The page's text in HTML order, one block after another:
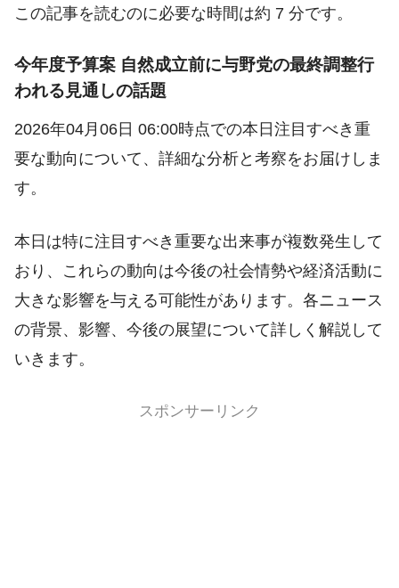
この記事を読むのに必要な時間は約 7 分です。
今年度予算案 自然成立前に与野党の最終調整行
われる見通しの話題
2026年04月06日 06:00時点での本日注目すべき重
要な動向について、詳細な分析と考察をお届けしま
す。
本日は特に注目すべき重要な出来事が複数発生して
おり、これらの動向は今後の社会情勢や経済活動に
大きな影響を与える可能性があります。各ニュース
の背景、影響、今後の展望について詳しく解説して
いきます。
スポンサーリンク